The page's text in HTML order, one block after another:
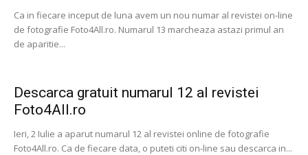
Ca in fiecare inceput de luna avem un nou numar al revistei on-line
de fotografie Foto4All.ro. Numarul 13 marcheaza astazi primul an
de aparitie...
Descarca gratuit numarul 12 al revistei
Foto4All.ro
Ieri, 2 Iulie a aparut numarul 12 al revistei online de fotografie
Foto4All.ro. Ca de fiecare data, o puteti citi on-line sau descarca in...